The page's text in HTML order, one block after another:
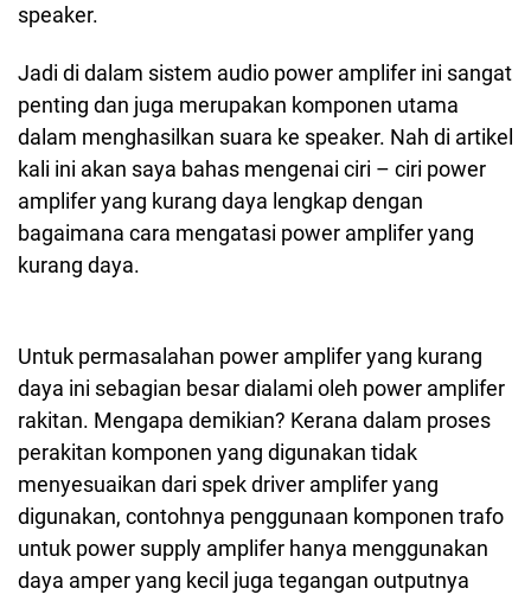
speaker.
Jadi di dalam sistem audio power amplifer ini sangat
penting dan juga merupakan komponen utama
dalam menghasilkan suara ke speaker. Nah di artikel
kali ini akan saya bahas mengenai ciri – ciri power
amplifer yang kurang daya lengkap dengan
bagaimana cara mengatasi power amplifer yang
kurang daya.
Untuk permasalahan power amplifer yang kurang
daya ini sebagian besar dialami oleh power amplifer
rakitan. Mengapa demikian? Kerana dalam proses
perakitan komponen yang digunakan tidak
menyesuaikan dari spek driver amplifer yang
digunakan, contohnya penggunaan komponen trafo
untuk power supply amplifer hanya menggunakan
daya amper yang kecil juga tegangan outputnya